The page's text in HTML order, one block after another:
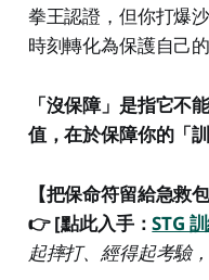
拳王認證，但你打爆
時刻轉化為保護自己的
「沒保障」是指它不
值，在於保障你的「
【把保命符留給急救
👉 [點此入手：STG
起摔打、經得起考驗